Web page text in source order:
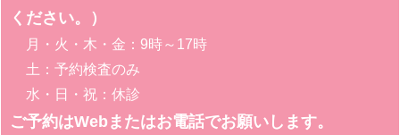
ください。）
月・火・木・金：9時～17時
土：予約検査のみ
水・日・祝：休診
ご予約はWebまたはお電話でお願いします。